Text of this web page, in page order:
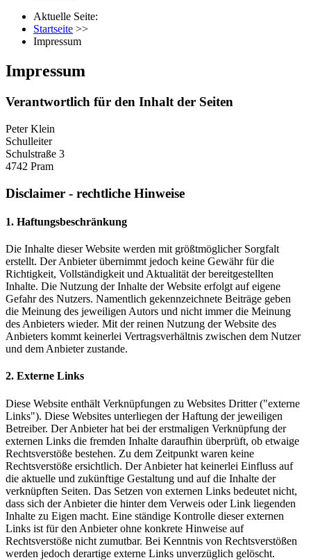
Aktuelle Seite:
Startseite >>
Impressum
Impressum
Verantwortlich für den Inhalt der Seiten
Peter Klein
Schulleiter
Schulstraße 3
4742 Pram
Disclaimer - rechtliche Hinweise
1. Haftungsbeschränkung
Die Inhalte dieser Website werden mit größtmöglicher Sorgfalt
erstellt. Der Anbieter übernimmt jedoch keine Gewähr für die
Richtigkeit, Vollständigkeit und Aktualität der bereitgestellten
Inhalte. Die Nutzung der Inhalte der Website erfolgt auf eigene
Gefahr des Nutzers. Namentlich gekennzeichnete Beiträge geben
die Meinung des jeweiligen Autors und nicht immer die Meinung
des Anbieters wieder. Mit der reinen Nutzung der Website des
Anbieters kommt keinerlei Vertragsverhältnis zwischen dem Nutzer
und dem Anbieter zustande.
2. Externe Links
Diese Website enthält Verknüpfungen zu Websites Dritter ("externe
Links"). Diese Websites unterliegen der Haftung der jeweiligen
Betreiber. Der Anbieter hat bei der erstmaligen Verknüpfung der
externen Links die fremden Inhalte daraufhin überprüft, ob etwaige
Rechtsverstöße bestehen. Zu dem Zeitpunkt waren keine
Rechtsverstöße ersichtlich. Der Anbieter hat keinerlei Einfluss auf
die aktuelle und zukünftige Gestaltung und auf die Inhalte der
verknüpften Seiten. Das Setzen von externen Links bedeutet nicht,
dass sich der Anbieter die hinter dem Verweis oder Link liegenden
Inhalte zu Eigen macht. Eine ständige Kontrolle dieser externen
Links ist für den Anbieter ohne konkrete Hinweise auf
Rechtsverstöße nicht zumutbar. Bei Kenntnis von Rechtsverstößen
werden jedoch derartige externe Links unverzüglich gelöscht.